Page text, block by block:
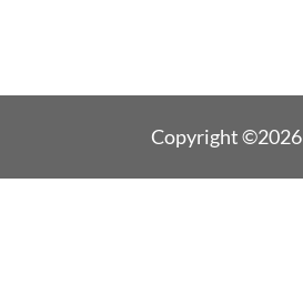
Copyright ©2026